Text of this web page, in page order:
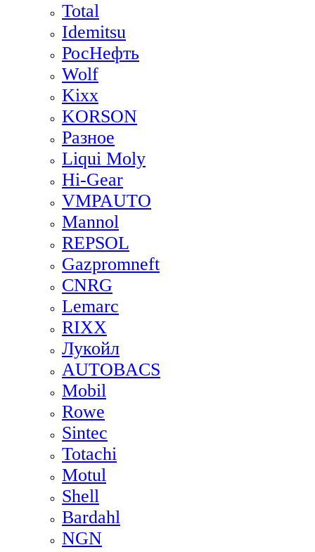
Total
Idemitsu
РосНефть
Wolf
Kixx
KORSON
Разное
Liqui Moly
Hi-Gear
VMPAUTO
Mannol
REPSOL
Gazpromneft
CNRG
Lemarc
RIXX
Лукойл
AUTOBACS
Mobil
Rowe
Sintec
Totachi
Motul
Shell
Bardahl
NGN